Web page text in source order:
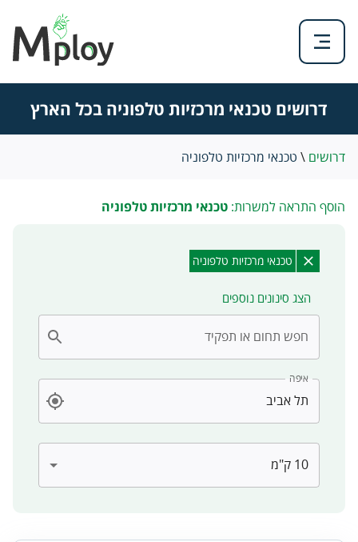
דרושים טכנאי מרכזיות טלפוניה בכל הארץ
דרושים \ טכנאי מרכזיות טלפוניה
הוסף התראה למשרות: טכנאי מרכזיות טלפוניה
טכנאי מרכזיות טלפוניה
הצג סינונים נוספים
חפש תחום או תפקיד
איפה